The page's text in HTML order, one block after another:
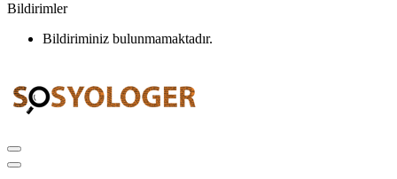
Bildirimler
Bildiriminiz bulunmamaktadır.